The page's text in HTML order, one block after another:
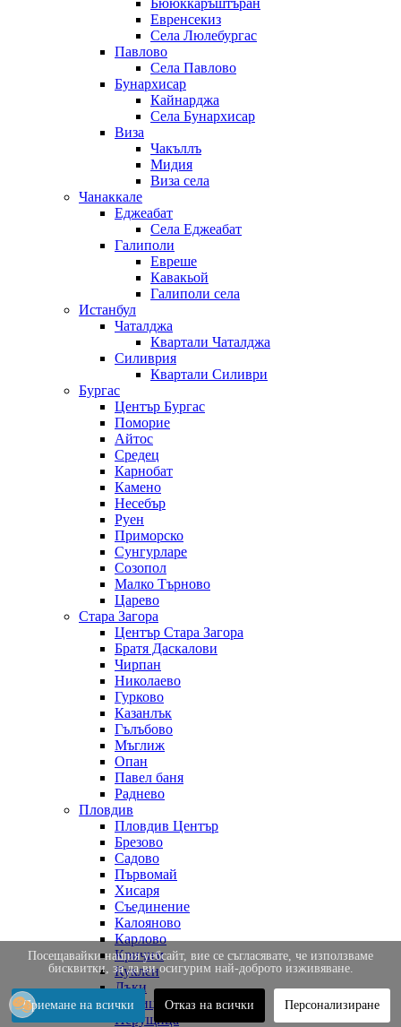
Бююккаръштъран
Евренсекиз
Села Люлебургас
Павлово
Села Павлово
Бунархисар
Кайнарджа
Села Бунархисар
Виза
Чакъллъ
Мидия
Виза села
Чанаккале
Еджеабат
Села Еджеабат
Галиполи
Евреше
Кавакьой
Галиполи села
Истанбул
Чаталджа
Квартали Чаталджа
Силиврия
Квартали Силиври
Бургас
Център Бургас
Поморие
Айтос
Средец
Карнобат
Камено
Несебър
Руен
Приморско
Сунгурларе
Созопол
Малко Търново
Царево
Стара Загора
Център Стара Загора
Братя Даскалови
Чирпан
Николаево
Гурково
Казанлък
Гълъбово
Мъглиж
Опан
Павел баня
Раднево
Пловдив
Пловдив Център
Брезово
Садово
Първомай
Хисаря
Съединение
Калояново
Карлово
Кричим
Куклен
Лъки
Марица
Перущица
Посещавайки нашия уебсайт, вие се съгласявате, че използваме
бисквитки, за да ви осигурим най-доброто изживяване.
Приемане на всички Отказ на всички Персонализиране